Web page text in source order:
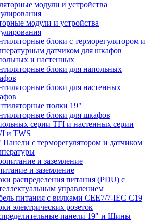
модули и устройства
блоки с терморегулятором и
датчиком для шкафов
и настенных
блоки для напольных
блоки для настенных
полки 19"
блоки для шкафов
серии TFI и настенных серии
и TWS
Панели с терморегулятором и датчиком
и заземление
распределения питания (PDU) с
управлением
питания с вилками CEE7/7-IEC C19
электрических розеток
панели 19" и Шины